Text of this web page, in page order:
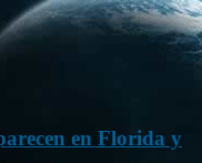
en Florida y